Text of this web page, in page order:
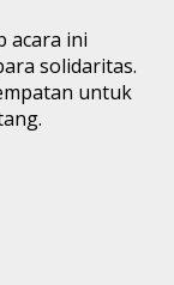
acara ini
solidaritas.
untuk